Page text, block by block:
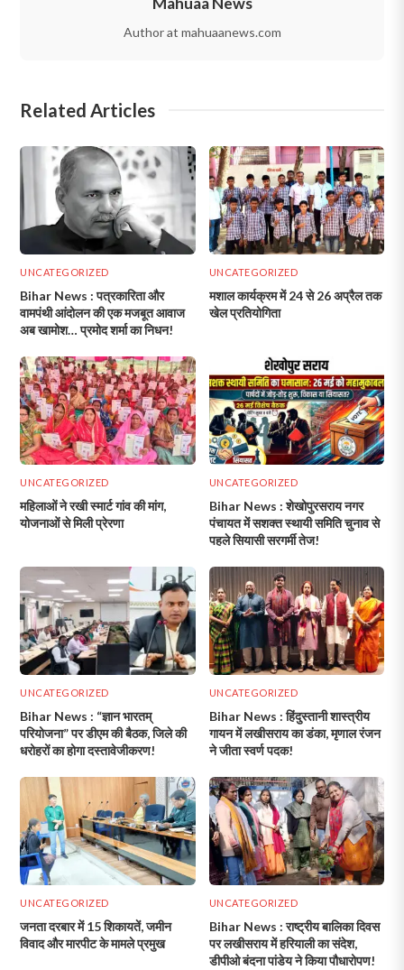
Author at mahuaanews.com
Related Articles
UNCATEGORIZED
Bihar News : पत्रकारिता और
वामपंथी आंदोलन की एक मजबूत आवाज
अब खामोश… प्रमोद शर्मा का निधन!
UNCATEGORIZED
मशाल कार्यक्रम में 24 से 26 अप्रैल तक
खेल प्रतियोगिता
UNCATEGORIZED
महिलाओं ने रखी स्मार्ट गांव की मांग,
योजनाओं से मिली प्रेरणा
UNCATEGORIZED
Bihar News : शेखोपुरसराय नगर
पंचायत में सशक्त स्थायी समिति चुनाव से
पहले सियासी सरगर्मी तेज!
UNCATEGORIZED
Bihar News : “ज्ञान भारतम्
परियोजना” पर डीएम की बैठक, जिले की
धरोहरों का होगा दस्तावेजीकरण!
UNCATEGORIZED
Bihar News : हिंदुस्तानी शास्त्रीय
गायन में लखीसराय का डंका, मृणाल रंजन
ने जीता स्वर्ण पदक!
UNCATEGORIZED
जनता दरबार में 15 शिकायतें, जमीन
विवाद और मारपीट के मामले प्रमुख
UNCATEGORIZED
Bihar News : राष्ट्रीय बालिका दिवस
पर लखीसराय में हरियाली का संदेश,
डीपीओ बंदना पांडेय ने किया पौधारोपण!